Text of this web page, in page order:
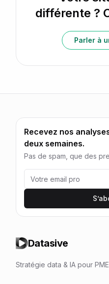
différente ?
Parler à
Recevez nos
deux semaines.
Pas de spam, que des
Datasive
Stratégie data & IA pour